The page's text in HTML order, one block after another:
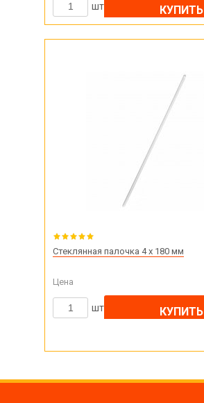
шт КУПИТЬ
Стеклянная палочка 4 х 180 мм
Цена
шт КУПИТЬ